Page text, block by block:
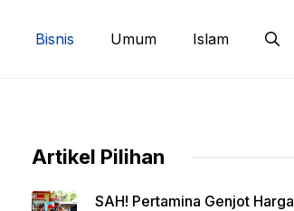
Bisnis Umum Islam
Artikel Pilihan
SAH! Pertamina Genjot Harga